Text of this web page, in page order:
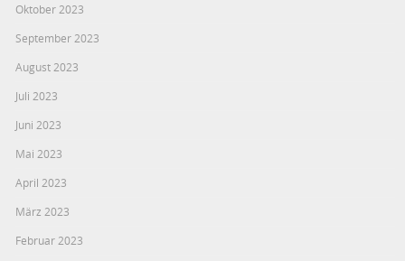
Oktober 2023
September 2023
August 2023
Juli 2023
Juni 2023
Mai 2023
April 2023
März 2023
Februar 2023